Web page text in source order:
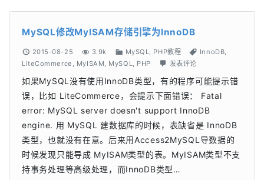
MySQL修改MyISAM存储引擎为InnoDB
2015-08-25 3.9k MySQL, PHP教程 InnoDB,
LiteCommerce , MyISAM, MySQL, PHP 发表评论
如果MySQL没有使用InnoDB类型，有的程序可能提示错
误，比如 LiteCommerce，会提示下面错误： Fatal
error: MySQL server doesn't support InnoDB
engine. 用 MySQL 建数据库的时候，表缺省是 InnoDB
类型，也就没有在意。后来用Access2MySQL导数据的
时候发现只能导成 MyISAM类型的表。MyISAM类型不支
持事务处理等高级处理，而InnoDB类型…